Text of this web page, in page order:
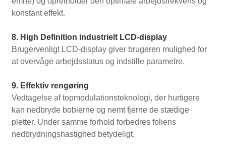
konstant effekt.
8. High Definition industrielt LCD-display
Brugervenligt LCD-display giver brugeren mulighed for
at overvåge arbejdsstatus og indstille parametre.
9. Effektiv rengøring
Vedtagelse af topmodulationsteknologi, der hurtigere
kan nedbryde boblerne og nemt fjerne de stædige
pletter. Under samme forhold forbedres foliens
nedbrydningshastighed betydeligt.